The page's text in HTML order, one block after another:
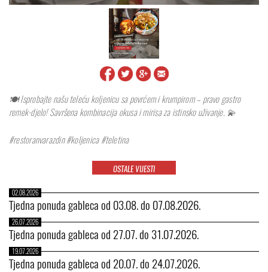
🍽️ Isprobajte našu teleću koljenicu sa povrćem i krumpirom – pravo gastro
remek-djelo! Savršena kombinacija okusa i mirisa za istinsko uživanje. 💫
#restoranvarazdin #koljenica #teletina
OSTALE VIJESTI
02.08.2026
Tjedna ponuda gableca od 03.08. do 07.08.2026.
26.07.2026
Tjedna ponuda gableca od 27.07. do 31.07.2026.
19.07.2026
Tjedna ponuda gableca od 20.07. do 24.07.2026.